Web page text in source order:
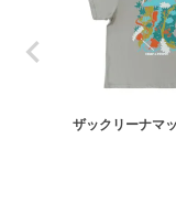
ザックリーナマ